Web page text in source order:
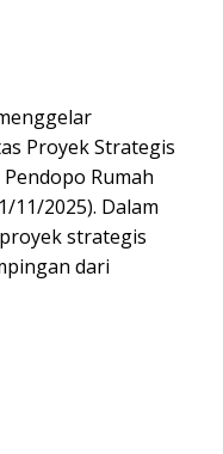
Proyek Strategis
Rumah
11/2025). Dalam
strategis
dari